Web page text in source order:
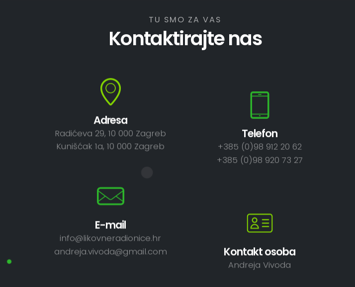
TU SMO ZA VAS
Kontaktirajte nas
Adresa
Radićeva 29, 10 000 Zagreb
Kunišćak 1a, 10 000 Zagreb
E-mail
info@likovneradionice.hr
andreja.vivoda@gmail.com
Telefon
+385 (0)98 912 20 62
+385 (0)98 920 73 27
Kontakt osoba
Andreja Vivoda